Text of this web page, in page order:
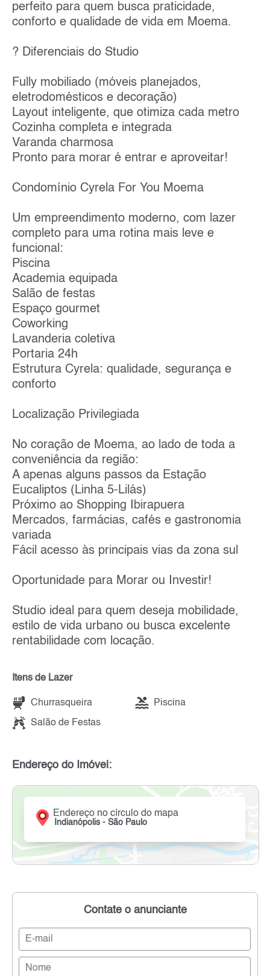
perfeito para quem busca praticidade,
conforto e qualidade de vida em Moema.
? Diferenciais do Studio
Fully mobiliado (móveis planejados,
eletrodomésticos e decoração)
Layout inteligente, que otimiza cada metro
Cozinha completa e integrada
Varanda charmosa
Pronto para morar é entrar e aproveitar!
Condomínio Cyrela For You Moema
Um empreendimento moderno, com lazer
completo para uma rotina mais leve e
funcional:
Piscina
Academia equipada
Salão de festas
Espaço gourmet
Coworking
Lavanderia coletiva
Portaria 24h
Estrutura Cyrela: qualidade, segurança e
conforto
Localização Privilegiada
No coração de Moema, ao lado de toda a
conveniência da região:
A apenas alguns passos da Estação
Eucaliptos (Linha 5-Lilás)
Próximo ao Shopping Ibirapuera
Mercados, farmácias, cafés e gastronomia
variada
Fácil acesso às principais vias da zona sul
Oportunidade para Morar ou Investir!
Studio ideal para quem deseja mobilidade,
estilo de vida urbano ou busca excelente
rentabilidade com locação.
Itens de Lazer
Churrasqueira Piscina
Salão de Festas
Endereço do Imóvel:
Endereço no círculo do mapa
Indianópolis - São Paulo
Contate o anunciante